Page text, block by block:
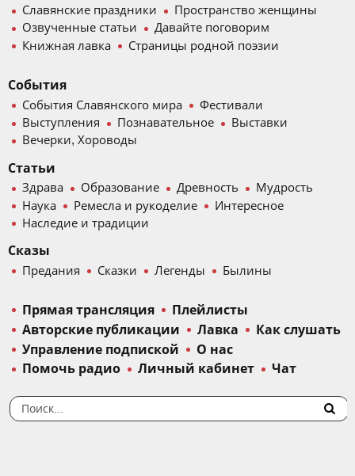
Славянские праздники
Пространство женщины
Озвученные статьи
Давайте поговорим
Книжная лавка
Страницы родной поэзии
События
События Славянского мира
Фестивали
Выступления
Познавательное
Выставки
Вечерки, Хороводы
Статьи
Здрава Образование Древность
Мудрость
Наука
Ремесла и рукоделие
Интересное
Наследие и традиции
Сказы
Предания Сказки Легенды Былины
Прямая трансляция
Плейлисты
Авторские публикации
Лавка
Как слушать
Управление подпиской
О нас
Помочь радио
Личный кабинет Чат